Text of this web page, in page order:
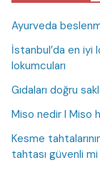
Ayurveda
İstanbul’da en iyi
lokumcuları
Gıdaları doğru
Miso nedir I Miso
Kesme
tahtası güvenli